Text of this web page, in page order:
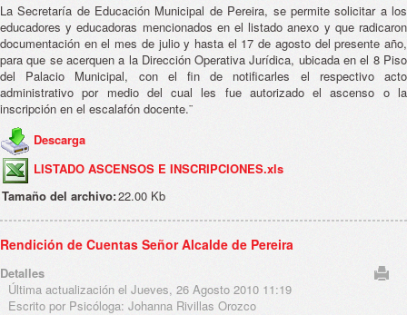
La Secretaría de Educación Municipal de Pereira, se permite solicitar a los
educadores y educadoras mencionados en el listado anexo y que radicaron
documentación en el mes de julio y hasta el 17 de agosto del presente año,
para que se acerquen a la Dirección Operativa Jurídica, ubicada en el 8 Piso
del Palacio Municipal, con el fin de notificarles el respectivo acto
administrativo por medio del cual les fue autorizado el ascenso o la
inscripción en el escalafón docente.¨
Descarga
LISTADO ASCENSOS E INSCRIPCIONES.xls
Tamaño del archivo:22.00 Kb
Rendición de Cuentas Señor Alcalde de Pereira
Detalles
Última actualización el Jueves, 26 Agosto 2010 11:19
Escrito por Psicóloga: Johanna Rivillas Orozco